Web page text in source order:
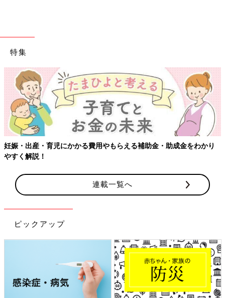
特集
【ワクチン接種できるものも】妊婦の感染症対策、知っておいて！
連載一覧へ
ピックアップ